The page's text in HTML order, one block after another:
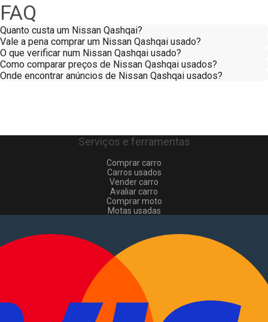
FAQ
Quanto custa um Nissan Qashqai?
Vale a pena comprar um Nissan Qashqai usado?
O que verificar num Nissan Qashqai usado?
Como comparar preços de Nissan Qashqai usados?
Onde encontrar anúncios de Nissan Qashqai usados?
Serviços e ferramentas
Comprar carro
Carros usados
Vender carro
Avaliar carro
Comprar moto
Motas usadas
Comerciais usados
Vender comerciais
Informações
Como comprar e vender
Pacotes de anúncios
Verificar VIN e matrícula
Sitemap